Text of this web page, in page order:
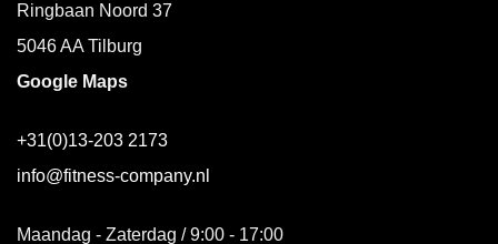
Ringbaan Noord 37
5046 AA Tilburg
Google Maps
+31(0)13-203 2173
info@fitness-company.nl
Maandag - Zaterdag / 9:00 - 17:00